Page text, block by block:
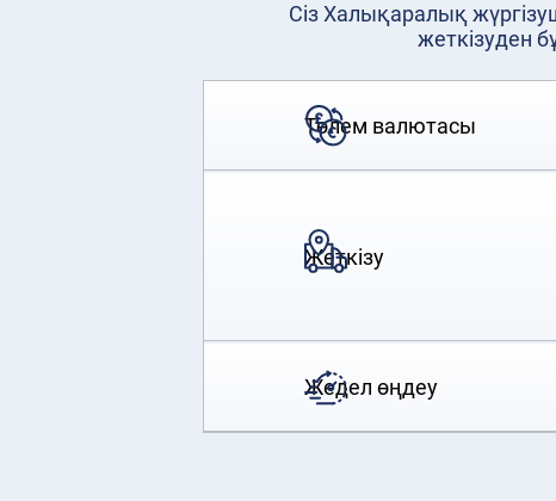
Сіз Халықаралық
жеткізуден
Төлем валютасы
Жеткізу
Жедел өңдеу